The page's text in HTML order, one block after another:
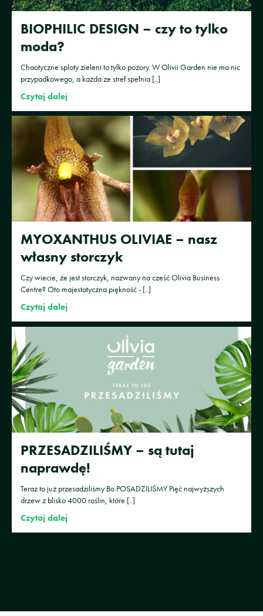
BIOPHILIC DESIGN – czy to tylko
moda?
Chaotyczne sploty zieleni to tylko pozory. W Olivii Garden nie ma nic
przypadkowego, a każda ze stref spełnia [..]
Czytaj dalej
MYOXANTHUS OLIVIAE – nasz
własny storczyk
Czy wiecie, że jest storczyk, nazwany na cześć Olivia Business
Centre? Oto majestatyczna piękność - [..]
Czytaj dalej
PRZESADZILIŚMY – są tutaj
naprawdę!
Teraz to już przesadziliśmy Bo POSADZILIŚMY Pięć najwyższych
drzew z blisko 4000 roślin, które [..]
Czytaj dalej